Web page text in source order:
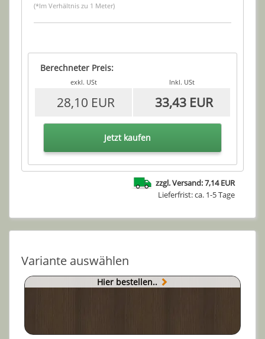
(*Im Verhältnis zu 1 Meter)
Berechneter Preis:
exkl. USt Inkl. USt
28,10 EUR 33,43 EUR
Jetzt kaufen
zzgl. Versand: 7,14 EUR
Lieferfrist: ca. 1-5 Tage
Variante auswählen
Hier bestellen..